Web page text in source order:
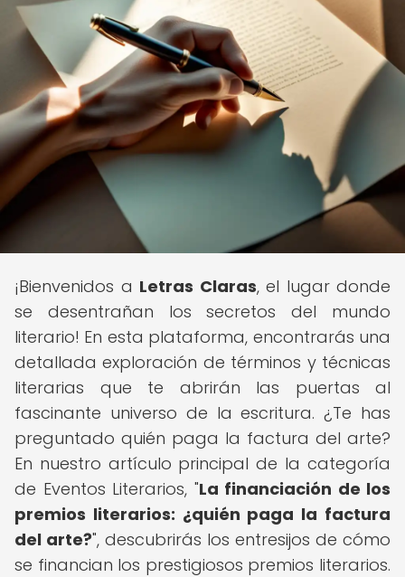
¡Bienvenidos a Letras Claras, el lugar donde
se desentrañan los secretos del mundo
literario! En esta plataforma, encontrarás una
detallada exploración de términos y técnicas
literarias que te abrirán las puertas al
fascinante universo de la escritura. ¿Te has
preguntado quién paga la factura del arte?
En nuestro artículo principal de la categoría
de Eventos Literarios, "La financiación de los
premios literarios: ¿quién paga la factura
del arte?", descubrirás los entresijos de cómo
se financian los prestigiosos premios literarios.